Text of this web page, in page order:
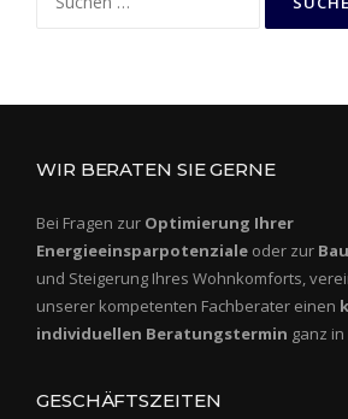
nach:
WIR BERATEN SIE GERNE
Bei Fragen zur Optimierung Ihrer
Energieeinsparpotenziale oder zur
und Steigerung Ihres Wohnkomforts,
unserer kompetenten Fachberater einen
individuellen Beratungstermin ganz
GESCHÄFTSZEITEN